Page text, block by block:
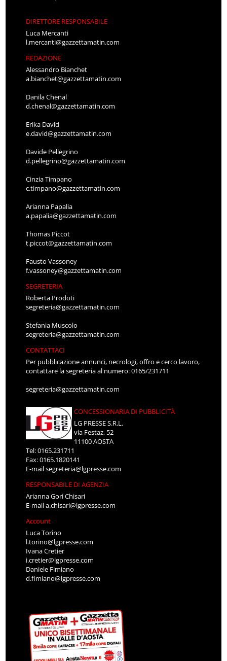
DIRETTORE RESPONSABILE
Luca Mercanti
l.mercanti@gazzettamatin.com
REDAZIONE
Alessandro Bianchet
a.bianchet@gazzettamatin.com
Danila Chenal
d.chenal@gazzettamatin.com
Erika David
e.david@gazzettamatin.com
Davide Pellegrino
d.pellegrino@gazzettamatin.com
Cinzia Timpano
c.timpano@gazzettamatin.com
Arianna Papalia
a.papalia@gazzettamatin.com
Thomas Piccot
t.piccot@gazzettamatin.com
Fausto Vassoney
f.vassoney@gazzettamatin.com
SEGRETERIA
Roberta Prodoti
segreteria@gazzettamatin.com
Stefania Muscolo
segreteria@gazzettamatin.com
CONTATTACI
Per pubblicazione annunci, necrologi, offro e cerco lavoro,
contattare la segreteria al numero: 0165/231711
segreteria@gazzettamatin.com
CONCESSIONARIA DI PUBBLICITÀ
LG PRESSE S.R.L.
via Festaz, 52
11100 AOSTA
Tel: 0165.231711
Fax: 0165.1820141
E-mailsegreteria@lgpresse.com
RESPONSABILE DI AGENZIA
Arianna Gori Chisari
E-maila.chisari@lgpresse.com
Account
Luca Torino
l.torino@lgpresse.com
Ivana Cretier
i.cretier@lgpresse.com
Daniele Fimiano
d.fimiano@lgpresse.com